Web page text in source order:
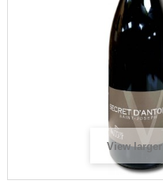
View larger